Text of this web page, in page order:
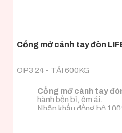
Cổng mở cánh tay đòn
OP3 24 - TẢI 600KG
Cổng mở cánh tay
hành bền bỉ, êm ái.
Nhập khẩu đồng bộ